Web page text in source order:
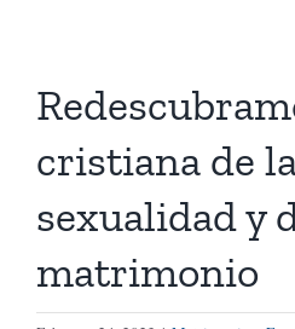
Buscar
Cómo Donar
cristiana de
sexualidad y
matrimonio